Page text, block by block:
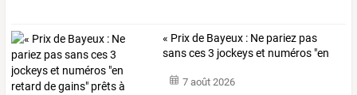
« Prixde Bayeux : Ne pariez pas
sansces3 jockeyset numéros "en
7 août 2026